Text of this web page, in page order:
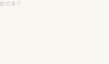
數位果子